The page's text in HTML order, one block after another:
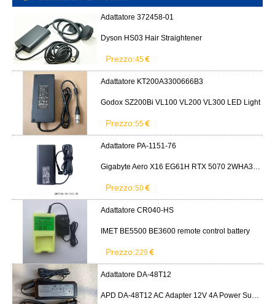
Adattatore 372458-01
Dyson HS03 Hair Straightener
Prezzo:45
Adattatore KT200A3300666B3
Godox SZ200Bi VL100 VL200 VL300 LED Light
Prezzo:55
Adattatore PA-1151-76
Gigabyte Aero X16 EG61H RTX 5070 2WHA3USC64AH LITEON PA-1151-76 150W adapter
Prezzo:50
Adattatore CR040-HS
IMET BE5500 BE3600 remote control battery
Prezzo:229
Adattatore DA-48T12
APD DA-48T12 AC Adapter 12V 4A Power Supply Cord